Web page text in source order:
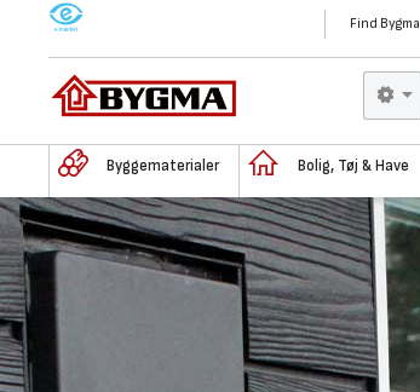
M Find Bygma
Byggematerialer Bolig, Tøj & Have